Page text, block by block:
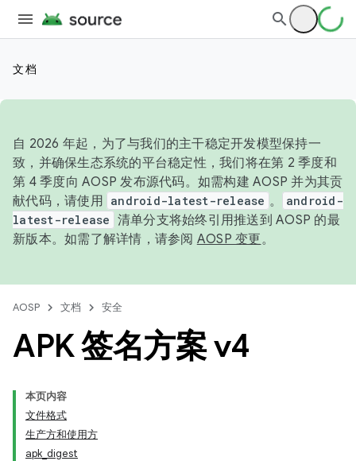
文档
自 2026 年起，为了与我们的主干稳定开发模型保持一
致，并确保生态系统的平台稳定性，我们将在第 2 季度和
第 4 季度向 AOSP 发布源代码。如需构建 AOSP 并为其贡
献代码，请使用 android-latest-release 。
android-
latest-release 清单分支将始终引用推送到 AOSP 的最
新版本。如需了解详情，请参阅 AOSP 变更。
AOSP 文档 安全
APK 签名方案 v4
本页内容
文件格式
生产方和使用方
apk_digest